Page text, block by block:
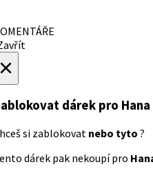
dárek pro
si zablokovat nebo tyto ?
dárek pak nekoupí pro